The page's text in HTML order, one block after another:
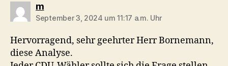
msagt:
September 3, 2024 um 11:17 a.m. Uhr
Hervorragend, sehr geehrter Herr Bornemann,
diese Analyse.